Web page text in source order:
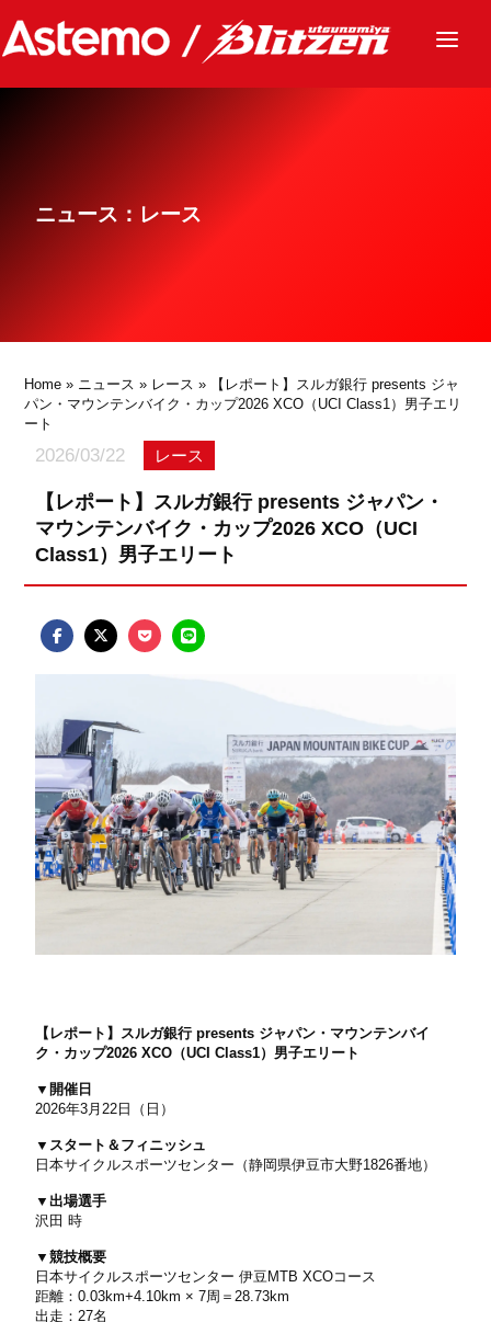
ニュース
グッズ
ニュース：レース
Home » ニュース » レース » 【レポート】スルガ銀行 presents ジャ
パン・マウンテンバイク・カップ2026 XCO（UCI Class1）男子エリ
ート
2026/03/22 レース
【レポート】スルガ銀行 presents ジャパン・
マウンテンバイク・カップ2026 XCO（UCI
Class1）男子エリート
【レポート】スルガ銀行 presents ジャパン・マウンテンバイ
ク・カップ2026 XCO（UCI Class1）男子エリート
▼開催日
2026年3月22日（日）
▼スタート＆フィニッシュ
日本サイクルスポーツセンター（静岡県伊豆市大野1826番地）
▼出場選手
沢田 時
▼競技概要
日本サイクルスポーツセンター 伊豆MTB XCOコース
距離：0.03km+4.10km × 7周＝28.73km
出走：27名